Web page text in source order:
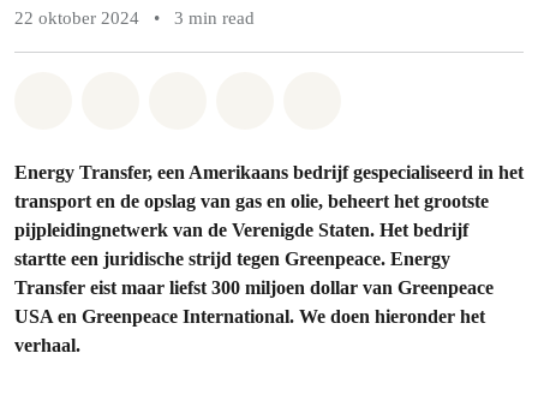
22 oktober 2024
• 3 min read
Energy Transfer, een Amerikaans bedrijf gespecialiseerd in het
transport en de opslag van gas en olie, beheert het grootste
pijpleidingnetwerk van de Verenigde Staten. Het bedrijf
startte een juridische strijd tegen Greenpeace. Energy
Transfer eist maar liefst 300 miljoen dollar van Greenpeace
USA en Greenpeace International. We doen hieronder het
verhaal.